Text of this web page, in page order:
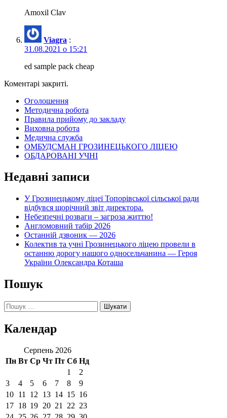
Amoxil Clav
Viagra :
31.08.2021 о 15:21
ed sample pack cheap
Коментарі закриті.
Оголошення
Методична робота
Правила прийому до закладу
Виховна робота
Медична служба
ОМБУДСМАН ГРОЗИНЕЦЬКОГО ЛІЦЕЮ
ОБДАРОВАНІ УЧНІ
Недавні записи
У Грозинецькому ліцеї Топорівської сільської ради
відбувся щорічний звіт директора.
Небезпечні розваги – загроза життю!
Англомовний табір 2026
Останній дзвоник — 2026
Колектив та учні Грозинецького ліцею провели в
останню дорогу нашого односельчанина — Героя
України Олександра Коташа
Пошук
Пошук:
Календар
Серпень 2026
Пн Вт Ср Чт Пт Сб Нд
1
2
3
4 5 6 7 8
9
10 11 12 13 14 15 16
17 18 19 20 21 22 23